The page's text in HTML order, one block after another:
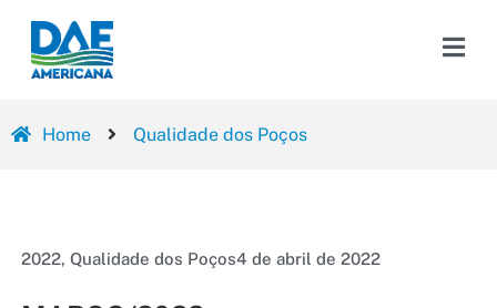
Home Qualidade dos Poços
2022, Qualidade dos Poços4 de abril de 2022